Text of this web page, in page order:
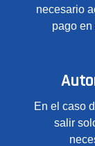
necesario
pago
En el caso
salir